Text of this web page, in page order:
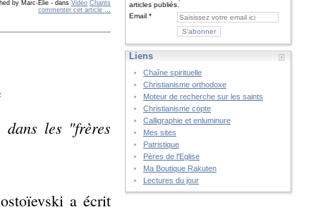
by Marc-Elie - dansVidéo Chants
commenter cet article
dans les "frères
a écrit
articles publiés.
Email
Liens
Chaîne spirituelle
Christianisme orthodoxe
Moteur de recherche sur les saints
Christianisme copte
Calligraphie et enluminure
Mes sites
Patristique
Pères de l'Eglise
Ma Boutique Rakuten
Lectures du jour